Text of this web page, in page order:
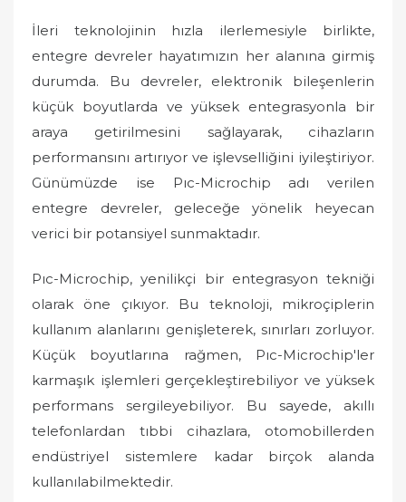
İleri teknolojinin hızla ilerlemesiyle birlikte,
entegre devreler hayatımızın her alanına girmiş
durumda. Bu devreler, elektronik bileşenlerin
küçük boyutlarda ve yüksek entegrasyonla bir
araya getirilmesini sağlayarak, cihazların
performansını artırıyor ve işlevselliğini iyileştiriyor.
Günümüzde ise Pıc-Microchip adı verilen
entegre devreler, geleceğe yönelik heyecan
verici bir potansiyel sunmaktadır.
Pıc-Microchip, yenilikçi bir entegrasyon tekniği
olarak öne çıkıyor. Bu teknoloji, mikroçiplerin
kullanım alanlarını genişleterek, sınırları zorluyor.
Küçük boyutlarına rağmen, Pıc-Microchip'ler
karmaşık işlemleri gerçekleştirebiliyor ve yüksek
performans sergileyebiliyor. Bu sayede, akıllı
telefonlardan tıbbi cihazlara, otomobillerden
endüstriyel sistemlere kadar birçok alanda
kullanılabilmektedir.